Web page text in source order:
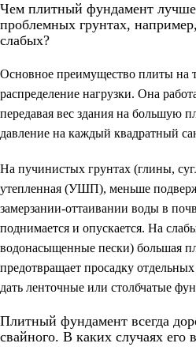
Чем плитный фундамент
проблемных грунтах,
слабых?
Основное преимущество плиты на
распределение нагрузки. Она
передавая вес здания на большую
давление на каждый квадратный
На пучинистых грунтах (глины,
утепленная (УШП), меньше
замерзании-оттаивании воды в
поднимается и опускается. На
водонасыщенные пески) большая
предотвращает просадку
дать ленточные или столбчатые
Плитный фундамент всегда
свайного. В каких случаях его